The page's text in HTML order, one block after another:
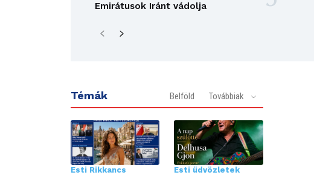
Emirátusok Iránt vádolja
Témák Belföld Továbbiak
Esti Rikkancs Esti üdvözletek